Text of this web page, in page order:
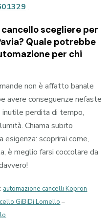
.
scegliere per
? Quale potrebbe
per chi
non è affatto banale
avere conseguenze nefaste
inutile perdita di tempo,
Chiama subito
esigenza: scoprirai come,
è meglio farsi coccolare da
automazione cancelli Kopron
GiBiDi Lomello –